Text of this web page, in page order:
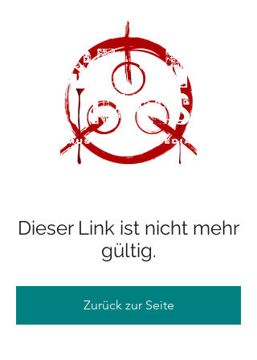
Dieser Link ist nicht mehr
gültig.
Zurück zur Seite